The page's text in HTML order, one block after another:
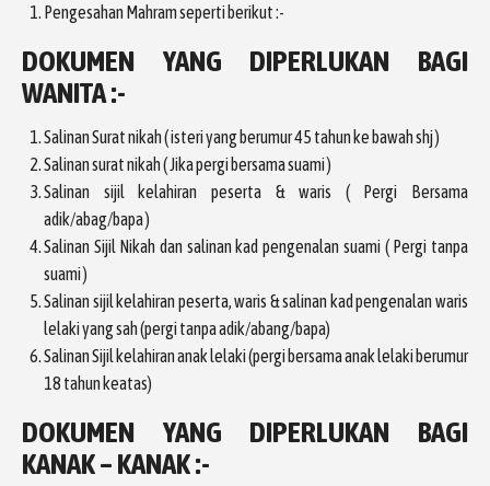
Pengesahan Mahram seperti berikut :-
DOKUMEN YANG DIPERLUKAN BAGI
WANITA :-
Salinan Surat nikah ( isteri yang berumur 45 tahun ke bawah shj )
Salinan surat nikah ( Jika pergi bersama suami )
Salinan sijil kelahiran peserta & waris ( Pergi Bersama
adik/abag/bapa )
Salinan Sijil Nikah dan salinan kad pengenalan suami ( Pergi tanpa
suami )
Salinan sijil kelahiran peserta, waris & salinan kad pengenalan waris
lelaki yang sah (pergi tanpa adik/abang/bapa)
Salinan Sijil kelahiran anak lelaki (pergi bersama anak lelaki berumur
18 tahun keatas)
DOKUMEN YANG DIPERLUKAN BAGI
KANAK – KANAK :-